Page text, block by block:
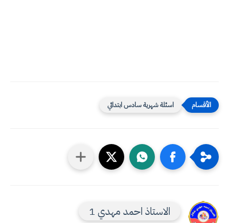
اسئلة شهرية سادس ابتدائي
الاستاذ احمد مهدي 1